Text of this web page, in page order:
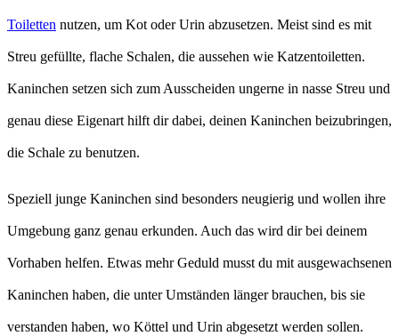
Toiletten nutzen, um Kot oder Urin abzusetzen. Meist sind es mit
Streu gefüllte, flache Schalen, die aussehen wie Katzentoiletten.
Kaninchen setzen sich zum Ausscheiden ungerne in nasse Streu und
genau diese Eigenart hilft dir dabei, deinen Kaninchen beizubringen,
die Schale zu benutzen.
Speziell junge Kaninchen sind besonders neugierig und wollen ihre
Umgebung ganz genau erkunden. Auch das wird dir bei deinem
Vorhaben helfen. Etwas mehr Geduld musst du mit ausgewachsenen
Kaninchen haben, die unter Umständen länger brauchen, bis sie
verstanden haben, wo Köttel und Urin abgesetzt werden sollen.